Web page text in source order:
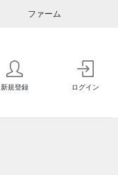
ファーム
新規登録 ログイン